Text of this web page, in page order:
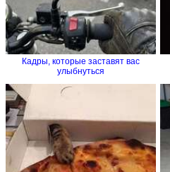
Кадры, которые заставят вас
улыбнуться